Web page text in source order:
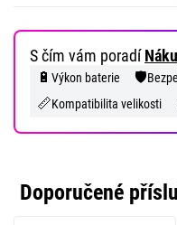
S čím vám poradí
🔋 Výkon baterie 🛡️
📏Kompatibilita velikosti
Doporučené